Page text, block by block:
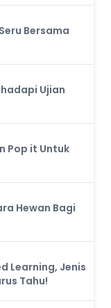
Bersama
Ujian
Pop it Untuk
Hewan Bagi
Learning, Jenis
Tahu!